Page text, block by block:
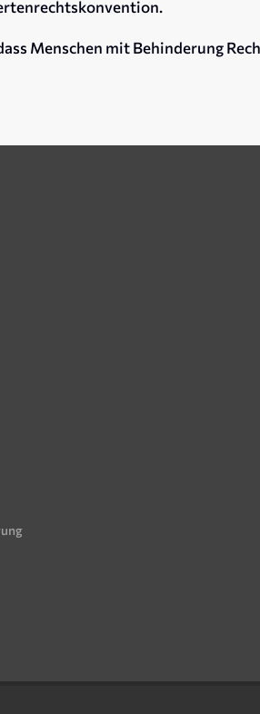
Menschen mit Behinderung